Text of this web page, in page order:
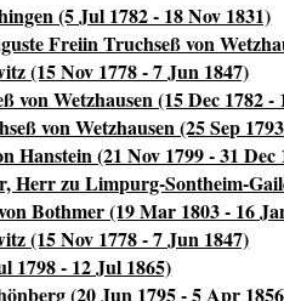
(5 Jul 1782 - 18 Nov 1831)
Freiin Truchseß von
(15 Nov 1778 - 7 Jun 1847)
Wetzhausen (15 Dec 1782 -
von Wetzhausen (25 Sep
Hanstein (21 Nov 1799 - 31 Dec
Herr zu Limpurg-Sontheim-
Bothmer (19 Mar 1803 - 16
(15 Nov 1778 - 7 Jun 1847)
1798 - 12 Jul 1865)
(20 Jun 1795 - 5 Apr